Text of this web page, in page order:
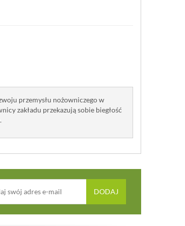
przemysłu nożowniczego w
zakładu przekazują sobie biegłość
DODAJ